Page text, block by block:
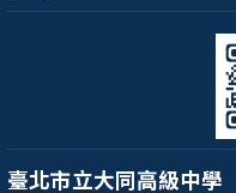
臺北市立大同高級中學